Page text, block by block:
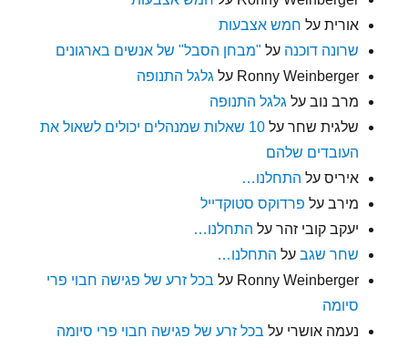
אורית על חמש אצבעות
שרונה דוכנה על "מבחן הסבל" של אנשים בארגונים
Ronny Weinberger על גלגל התנופה
מרב נוב על גלגל התנופה
שלגית שחר על
10 שאלות שמנהלים יכולים לשאול את
העובדים שלהם
איריס על התחלנו…
מירב על פרדוקס סטוקדייל
יעקב קובי זהר על התחלנו…
שחר שגב על התחלנו…
Ronny Weinberger על בכל זרע של פגישה חבוי פרי
סיומה
נעמה אושרי על בכל זרע של פגישה חבוי פרי סיומה